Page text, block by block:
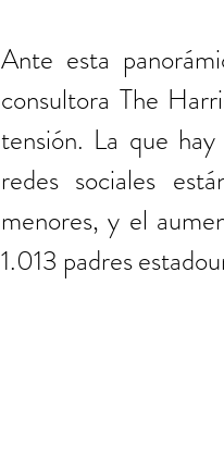
Ante esta
consultora The
tensión. La que
redes sociales
menores, y el
1.013 padres